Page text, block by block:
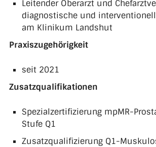
Leitender Oberarzt und
diagnostische und
am Klinikum Landshut
Praxiszugehörigkeit
seit 2021
Zusatzqualifikationen
Spezialzertifizierung mpMR-
Stufe Q1
Zusatzqualifizierung Q1-